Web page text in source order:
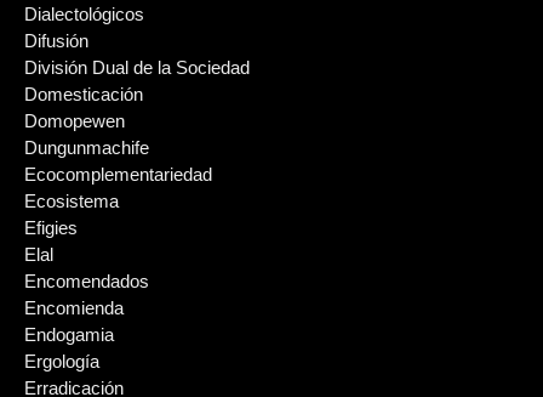
Dialectológicos
Difusión
División Dual de la Sociedad
Domesticación
Domopewen
Dungunmachife
Ecocomplementariedad
Ecosistema
Efigies
Elal
Encomendados
Encomienda
Endogamia
Ergología
Erradicación